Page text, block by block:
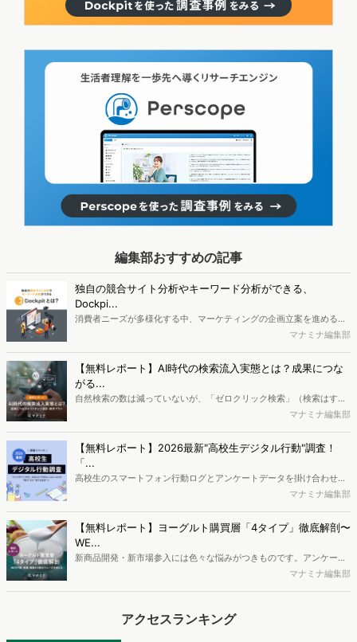
編集部おすすめの記事
独自の競合サイト分析やキーワード分析ができる、
Dockpi...
消費者ニーズが多様化する中、マーケティングの企画立案を進める上
で、競合分析や消費者分析の重要性がより高まっています。Web行動
データを活用し、Web上の消費者行動を起点とした競合サイト分析や
消費者分析が可能です。今回はDockpitならではの利便性の高い機能
や活用方法を解説します。
マナミナ編集部
【無料レポート】AI時代の検索流入実態とは？成果につな
がる...
自然検索の数は減っていないが、「ゼロクリック検索」（検索はする
がページには流入しない）の割合が増加しているのが、AI時代の検索
か、また、要因を理解した上で、成果に確実につながるコンテンツを
制作するにはどうするべきなのでしょうか。本レポートはこのような
疑問をお抱えのSEO・Webマーケティングご担当者様におすすめの内
容となっています。※本レポートは記事のフォームから無料でダウン
マナミナ編集部
【無料レポート】2026最新"高校生デジタル行動"調査！
「...
高校生のスマートフォン行動ログとアンケートデータを掛け合わせ、
最新の若年層（高校生）におけるデジタル行動実態やSNSの利用傾向
ち、スマートフォンを取り巻く環境が成熟するなか、新興SNSの台頭
により高校生のデジタルライフスタイルは新たな変化を見せていま
す。※資料は記事内の入力フォームより、ダウンロードいただけま
マナミナ編集部
【無料レポート】ヨーグルト購買層「4タイプ」徹底解剖〜
WE...
新商品開発・新市場参入には色々な悩みがつきものです。アンケート
調査を実施しても、購買実態が不透明、新商品の受容性も判断しきれ
ようにして市場理解をしていけるのか、現状の既発商品のセグメント
マナミナ編集部
アクセスランキング